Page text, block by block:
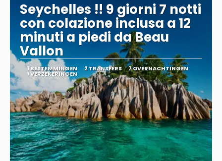
Seychelles !! 9 giorni 7 notti
con colazione inclusa a 12
minuti a piedi da Beau
Vallon
1 BESTEMMINGEN 2 TRANSFERS 7 OVERNACHTINGEN
1 VERZEKERINGEN